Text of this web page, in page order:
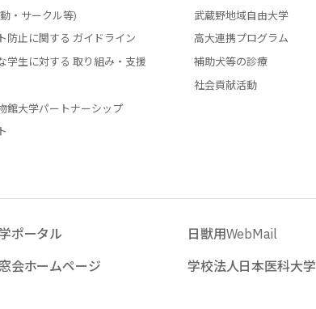
・サークル等)
防止に関する ガイドライン
学生に対する 取り組み・支援
館大学パートナーシップ
武蔵野地域自由大学
高大連携プログラム
補助犬等の診療
社会貢献活動
ポータル
日獣用WebMail
会ホームページ
学校法人日本医科大学